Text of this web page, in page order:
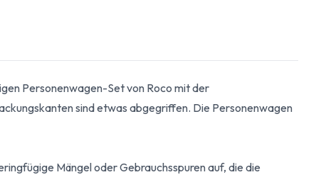
Personenwagen-Set von Roco mit der
sind etwas abgegriffen. Die Personenwagen
Mängel oder Gebrauchsspuren auf, die die